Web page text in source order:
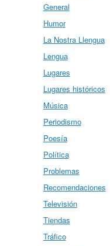
General
Humor
La Nostra Llengua
Lengua
Lugares
Lugares históricos
Música
Periodismo
Poesía
Política
Problemas
Recomendaciones
Televisión
Tiendas
Tráfico